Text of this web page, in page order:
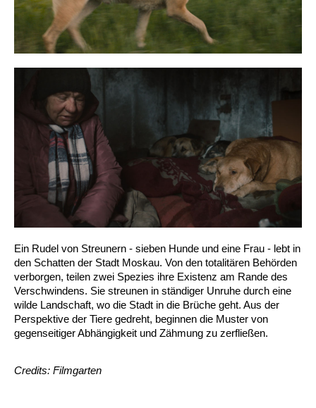
Ein Rudel von Streunern - sieben Hunde und eine Frau - lebt in
den Schatten der Stadt Moskau. Von den totalitären Behörden
verborgen, teilen zwei Spezies ihre Existenz am Rande des
Verschwindens. Sie streunen in ständiger Unruhe durch eine
wilde Landschaft, wo die Stadt in die Brüche geht. Aus der
Perspektive der Tiere gedreht, beginnen die Muster von
gegenseitiger Abhängigkeit und Zähmung zu zerfließen.
Credits: Filmgarten